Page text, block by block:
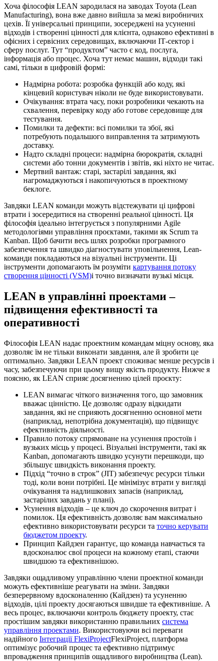
Хоча філософія LEAN зародилася на заводах Toyota (Lean
Manufacturing), вона вже давно вийшла за межі виробничих
цехів. Її універсальні принципи, зосереджені на усуненні
відходів і створенні цінності для клієнта, однаково ефективні в
офісних і сервісних середовищах, включаючи ІТ-сектор і
сферу послуг. Тут “продуктом” часто є код, послуга,
інформація або процес. Хоча тут немає машин, відходи такі
самі, тільки в цифровій формі:
Надмірна робота: розробка функцій або коду, які
кінцевий користувач ніколи не буде використовувати.
Очікування: втрата часу, поки розробники чекають на
схвалення, перевірку коду або готове середовище для
тестування.
Помилки та дефекти: всі помилки та збої, які
потребують подальшого виправлення та затримують
доставку.
Надто складні процеси: надмірна бюрократія, складні
системи або тонни документів і звітів, які ніхто не читає.
Мертвий вантаж: старі, застарілі завдання, які
нагромаджуються і накопичуються в проектному
беклоге.
Завдяки LEAN команди можуть відстежувати ці цифрові
втрати і зосередитися на створенні реальної цінності. Ця
філософія ідеально інтегрується з популярними Agile
методологіями управління проєктами, такими як Scrum та
Kanban. Щоб бачити весь шлях розробки програмного
забезпечення та швидко діагностувати уповільнення, Lean-
команди покладаються на візуальні інструменти. Ці
інструменти допомагають їм розуміти картування потоку
створення цінності (VSM)і точно визначати вузькі місця.
LEAN в управлінні проектами –
підвищення ефективності та
оперативності
Філософія LEAN надає проектним командам міцну основу, яка
дозволяє їм не тільки виконати завдання, але й зробити це
оптимально. Завдяки LEAN проект споживає менше ресурсів і
часу, забезпечуючи при цьому вищу якість продукту. Нижче я
поясню, як LEAN сприяє досягненню цілей проєкту:
LEAN вимагає чіткого визначення того, що замовник
вважає цінністю. Це дозволяє одразу відкидати
завдання, які не сприяють досягненню основної мети
(наприклад, непотрібна документація), що підвищує
ефективність діяльності.
Правило потоку спрямоване на усунення простоїв і
вузьких місць у процесі. Візуальні інструменти, такі як
Kanban, допомагають швидко усунути перешкоди, що
збільшує швидкість виконання проекту.
Підхід “точно в строк” (JIT) забезпечує ресурси тільки
тоді, коли вони потрібні. Це мінімізує втрати у вигляді
очікування та надлишкових запасів (наприклад,
застарілих завдань у плані).
Усунення відходів – це ключ до скорочення витрат і
помилок. Ця ефективність дозволяє вам максимально
ефективно використовувати ресурси та точно керувати
бюджетом проекту.
Принцип Кайдзен гарантує, що команда навчається та
вдосконалює свої процеси на кожному етапі, стаючи
швидшою та ефективнішою.
Завдяки ощадливому управлінню члени проектної команди
можуть ефективніше реагувати на зміни. Завдяки
безперервному вдосконаленню (Кайдзен) та усуненню
відходів, цілі проекту досягаються швидше та ефективніше. А
весь процес, включаючи контроль бюджету проекту, стає
простішим завдяки використанню правильних система
управління проектами. Використовуючи всі переваги
надійного Інтеграції FlexiProjectFlexiProject, платформа
оптимізує робочий процес та ефективно підтримує
впровадження принципів ощадливого виробництва (Lean).